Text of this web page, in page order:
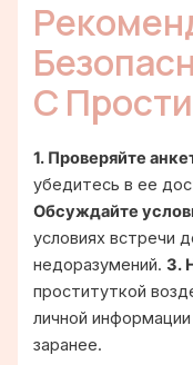
С
1. Проверяйте
убедитесь в ее
Обсуждайте
условиях встречи
недоразумений.3.
проституткой
личной
заранее.